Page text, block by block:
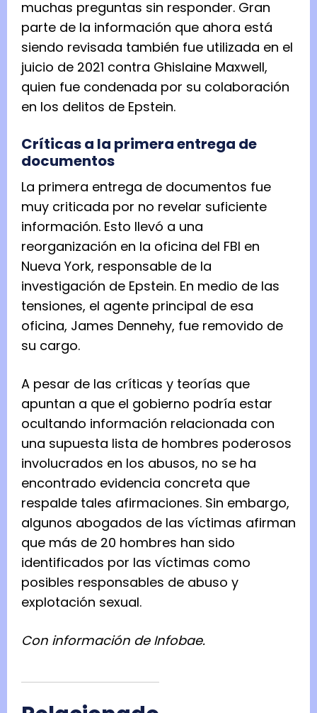
muchas preguntas sin responder. Gran
parte de la información que ahora está
siendo revisada también fue utilizada en el
juicio de 2021 contra Ghislaine Maxwell,
quien fue condenada por su colaboración
en los delitos de Epstein.
Críticas a la primera entrega de
documentos
La primera entrega de documentos fue
muy criticada por no revelar suficiente
información. Esto llevó a una
reorganización en la oficina del FBI en
Nueva York, responsable de la
investigación de Epstein. En medio de las
tensiones, el agente principal de esa
oficina, James Dennehy, fue removido de
su cargo.
A pesar de las críticas y teorías que
apuntan a que el gobierno podría estar
ocultando información relacionada con
una supuesta lista de hombres poderosos
involucrados en los abusos, no se ha
encontrado evidencia concreta que
respalde tales afirmaciones. Sin embargo,
algunos abogados de las víctimas afirman
que más de 20 hombres han sido
identificados por las víctimas como
posibles responsables de abuso y
explotación sexual.
Con información de Infobae.